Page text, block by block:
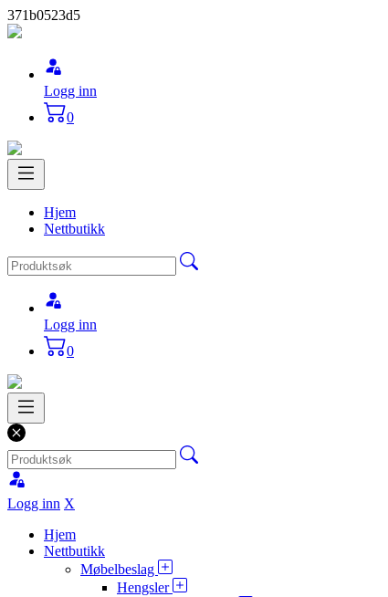
371b0523d5
Logg inn
0
Hjem
Nettbutikk
Logg inn
0
Logg inn X
Hjem
Nettbutikk
Møbelbeslag
Hengsler